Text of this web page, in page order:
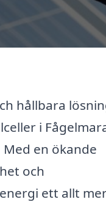
hållbara
i
en ökande
och
ett allt